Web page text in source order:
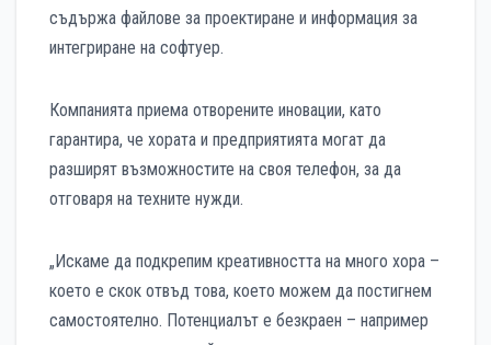
съдържа файлове за проектиране и информация за
интегриране на софтуер.
Компанията приема отворените иновации, като
гарантира, че хората и предприятията могат да
разширят възможностите на своя телефон, за да
отговаря на техните нужди.
„Искаме да подкрепим креативността на много хора –
което е скок отвъд това, което можем да постигнем
самостоятелно. Потенциалът е безкраен – например